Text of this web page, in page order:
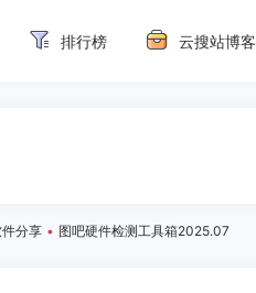
排行榜 云搜站博客
分享 • 图吧硬件检测工具箱2025.07